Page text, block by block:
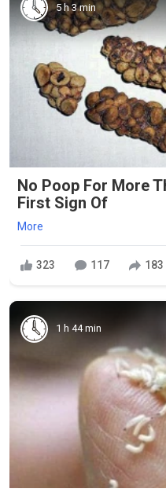
5 h 3 min
No Poop For More
First Sign Of
More
323 117 183
1 h 44 min